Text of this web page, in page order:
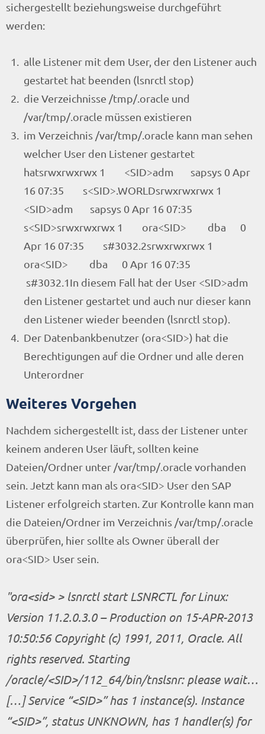
sichergestellt beziehungsweise durchgeführt
werden:
alle Listener mit dem User, der den Listener auch
gestartet hat beenden (lsnrctl stop)
die Verzeichnisse /tmp/.oracle und
/var/tmp/.oracle müssen existieren
im Verzeichnis /var/tmp/.oracle kann man sehen
welcher User den Listener gestartet
hatsrwxrwxrwx 1 <SID>adm sapsys 0 Apr
16 07:35 s<SID>.WORLDsrwxrwxrwx 1
<SID>adm sapsys 0 Apr 16 07:35
s<SID>srwxrwxrwx 1 ora<SID> dba 0
Apr 16 07:35 s#3032.2srwxrwxrwx 1
ora<SID> dba 0 Apr 16 07:35
s#3032.1In diesem Fall hat der User <SID>adm
den Listener gestartet und auch nur dieser kann
den Listener wieder beenden (lsnrctl stop).
Der Datenbankbenutzer (ora<SID>) hat die
Berechtigungen auf die Ordner und alle deren
Unterordner
Weiteres Vorgehen
Nachdem sichergestellt ist, dass der Listener unter
keinem anderen User läuft, sollten keine
Dateien/Ordner unter /var/tmp/.oracle vorhanden
sein. Jetzt kann man als ora<SID> User den SAP
Listener erfolgreich starten. Zur Kontrolle kann man
die Dateien/Ordner im Verzeichnis /var/tmp/.oracle
überprüfen, hier sollte als Owner überall der
ora<SID> User sein.
ora<sid> > lsnrctl start LSNRCTL for Linux:
Version 11.2.0.3.0 – Production on 15-APR-2013
10:50:56 Copyright (c) 1991, 2011, Oracle. All
rights reserved. Starting
/oracle/<SID>/112_64/bin/tnslsnr: please wait…
[…] Service “<SID>” has 1 instance(s). Instance
“<SID>”, status UNKNOWN, has 1 handler(s) for